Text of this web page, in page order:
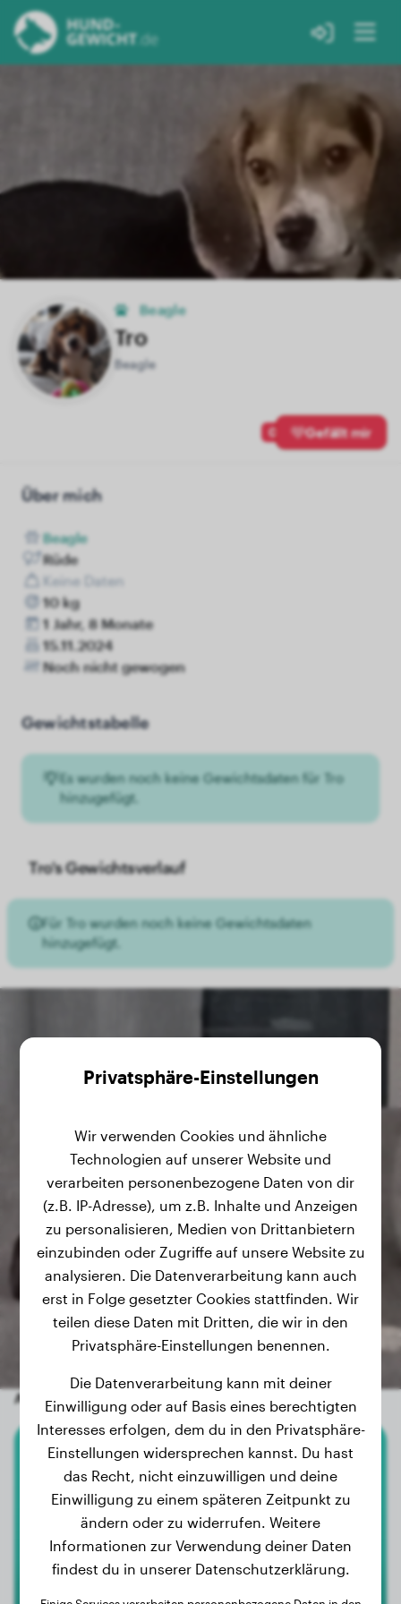
Beagle
Tro
Beagle
0 Gefällt mir
Über mich
Beagle
Rüde
Keine Daten
10 kg
1 Jahr, 8 Monate
15.11.2024
Noch nicht gewogen
Gewichtstabelle
Es wurden noch keine Gewichtsdaten für Tro
hinzugefügt.
Tro's Gewichtsverlauf
Für Tro wurden noch keine Gewichtsdaten
hinzugefügt.
Andere zufällige Hunde
American Bully Xl
Kayenne
Privatsphäre-Einstellungen
Wir verwenden Cookies und ähnliche
Technologien auf unserer Website und
verarbeiten personenbezogene Daten von dir
(z.B. IP-Adresse), um z.B. Inhalte und Anzeigen
zu personalisieren, Medien von Drittanbietern
einzubinden oder Zugriffe auf unsere Website zu
analysieren. Die Datenverarbeitung kann auch
erst in Folge gesetzter Cookies stattfinden. Wir
teilen diese Daten mit Dritten, die wir in den
Privatsphäre-Einstellungen benennen.
Die Datenverarbeitung kann mit deiner
Einwilligung oder auf Basis eines berechtigten
Interesses erfolgen, dem du in den Privatsphäre-
Einstellungen widersprechen kannst. Du hast
das Recht, nicht einzuwilligen und deine
Einwilligung zu einem späteren Zeitpunkt zu
ändern oder zu widerrufen. Weitere
Informationen zur Verwendung deiner Daten
findest du in unserer Datenschutzerklärung.